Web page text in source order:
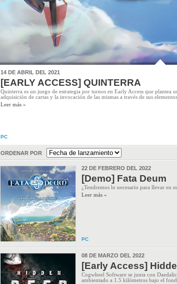
14 DE ABRIL DEL 2021
[EARLY ACCESS] QUINTERRA
Quinterra es un juego de estrategia por turnos en Early Access que plantea
adquisición de cartas y la invocación de las mismas a través de sus
Leer más »
PC
ORDENAR POR
22 DE FEBRERO DEL 2022
[Demo] Fata Deum
¿Tendremos lo necesario para llevar en
Leer más »
PC
08 DE MARZO DEL 2022
[Early Access]
Cogwheel Software se junta con
ambientado a 1.5 kilómetros bajo el